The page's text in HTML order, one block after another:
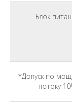
Блок
*Допуск по
потоку